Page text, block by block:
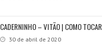
CADERNINHO – VITÃO | COMO TOCAR
30 de abril de 2020